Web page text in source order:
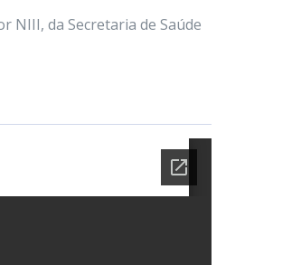
NIII, da Secretaria de Saúde